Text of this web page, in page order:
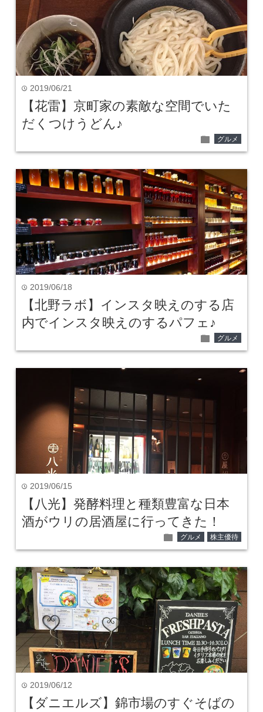
time 2019/06/21
【花雷】京町家の素敵な空間でいた
だくつけうどん♪
folder グルメ
time 2019/06/18
【北野ラボ】インスタ映えのする店
内でインスタ映えのするパフェ♪
folder グルメ
time 2019/06/15
【八光】発酵料理と種類豊富な日本
酒がウリの居酒屋に行ってきた！
folder グルメ 株主優待
time 2019/06/12
【ダニエルズ】錦市場のすぐそばの